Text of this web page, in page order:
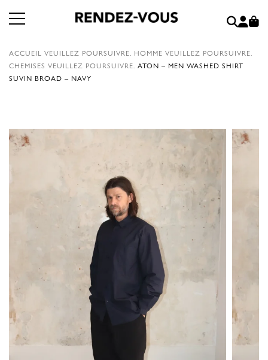
ACCUEIL VEUILLEZ POURSUIVRE. HOMME VEUILLEZ POURSUIVRE.
CHEMISES VEUILLEZ POURSUIVRE. ATON – MEN WASHED SHIRT
SUVIN BROAD – NAVY